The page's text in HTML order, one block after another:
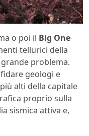
o poi il Big One
tellurici della
problema.
geologi e
alti della capitale
proprio sulla
sismica attiva e,